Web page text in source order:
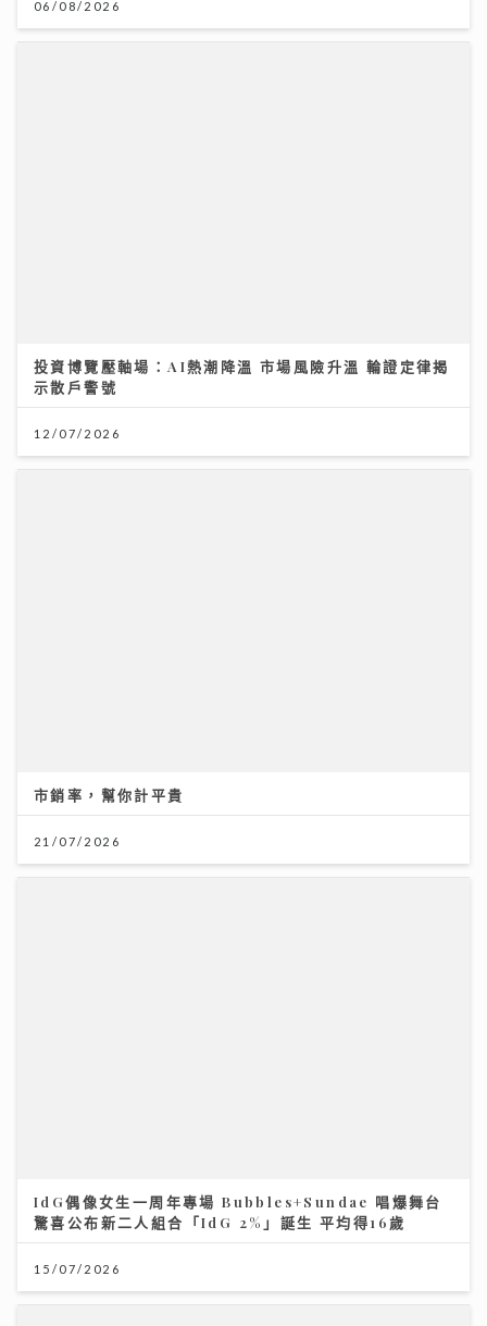
06/08/2026
12/07/2026
市銷率，幫你計平貴
21/07/2026
IdG偶像女生一周年專場 Bubbles+Sundae 唱爆舞台
驚喜公布新二人組合「IdG 2%」誕生 平均得16歲
15/07/2026